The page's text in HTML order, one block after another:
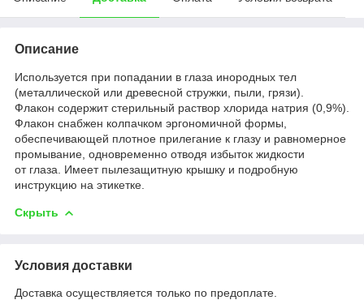
Описание
Используется при попадании в глаза инородных тел
(металлической или древесной стружки, пыли, грязи).
Флакон содержит стерильный раствор хлорида натрия (0,9%).
Флакон снабжен колпачком эргономичной формы,
обеспечивающей плотное прилегание к глазу и равномерное
промывание, одновременно отводя избыток жидкости
от глаза. Имеет пылезащитную крышку и подробную
инструкцию на этикетке.
Скрыть
Условия доставки
Доставка осуществляется только по предоплате.